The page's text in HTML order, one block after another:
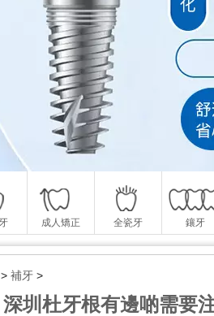
成人矯正 全瓷牙 鑲牙
> 補牙 >
深圳杜牙根有邊啲需要